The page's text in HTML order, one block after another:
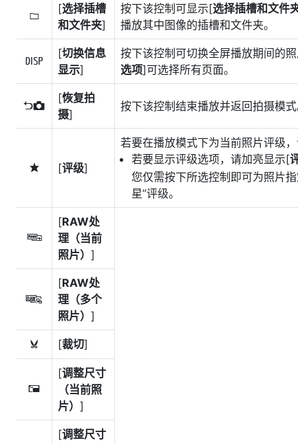
u
[选择插槽
和文件夹]
按下该控制可显示[选择插槽和文件
播放其中图像的插槽和文件夹。
M
[切换信息
显示]
按下该控制可切换全屏播放期间的
选项]可选择所有页面。
P
[恢复拍
摄]
按下该控制结束播放并返回拍摄模式
c [评级]
若要在播放模式下为当前照片评级
若要显示评级选项，请加亮显示[
您仅需按下所选控制即可为照片
星”评级。
7
[RAW处
理（当前
照片） ]
e
[RAW处
理（多个
照片） ]
k [裁切]
8
[调整尺寸
（当前照
片） ]
[调整尺寸